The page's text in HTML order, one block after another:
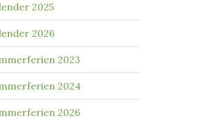
2025
2026
2023
2024
2026